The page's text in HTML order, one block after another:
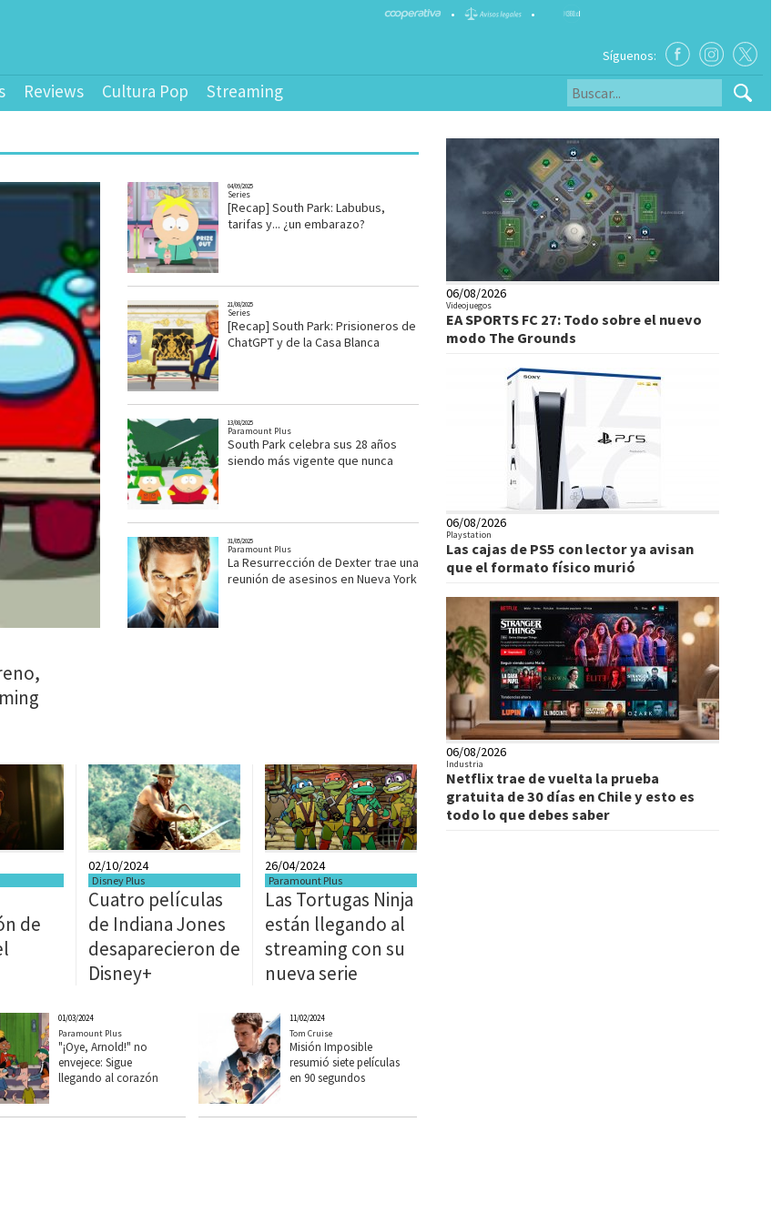
• •
Síguenos:
Reviews Cultura Pop Streaming
04/09/2025
Series
[Recap] South Park: Labubus,
tarifas y... ¿un embarazo?
21/08/2025
Series
[Recap] South Park: Prisioneros de
ChatGPT y de la Casa Blanca
13/08/2025
Paramount Plus
South Park celebra sus 28 años
siendo más vigente que nunca
31/05/2025
Paramount Plus
La Resurrección de Dexter trae una
reunión de asesinos en Nueva York
de
02/10/2024
Disney Plus
Cuatro películas
de Indiana Jones
desaparecieron de
Disney+
26/04/2024
Paramount Plus
Las Tortugas Ninja
están llegando al
streaming con su
nueva serie
01/03/2024
Paramount Plus
"¡Oye, Arnold!" no
envejece: Sigue
llegando al corazón
11/02/2024
Tom Cruise
Misión Imposible
resumió siete películas
en 90 segundos
06/08/2026
Videojuegos
EA SPORTS FC 27: Todo sobre el nuevo
modo The Grounds
06/08/2026
Playstation
Las cajas de PS5 con lector ya avisan
que el formato físico murió
06/08/2026
Industria
Netflix trae de vuelta la prueba
gratuita de 30 días en Chile y esto es
todo lo que debes saber